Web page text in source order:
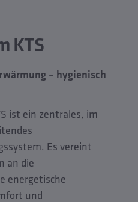
KTS
– hygienisch
ist ein zentrales, im
Es vereint
an die
energetische
und